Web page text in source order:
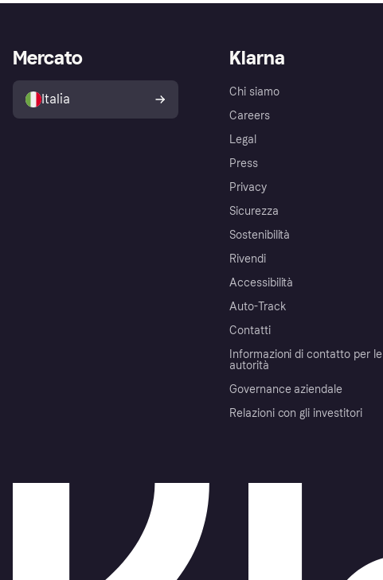
Klarna
Chi siamo
Careers
Legal
Press
Privacy
Sicurezza
Sostenibilità
Rivendi
Accessibilità
Auto-Track
Contatti
Informazioni di contatto per le
autorità
Governance aziendale
Relazioni con gli investitori
Mercato
Italia